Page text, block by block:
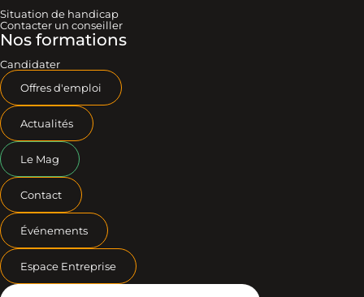
Situation de handicap
Contacter un conseiller
Nos formations
Candidater
Offres d'emploi
Actualités
Le Mag
Contact
Événements
Espace Entreprise